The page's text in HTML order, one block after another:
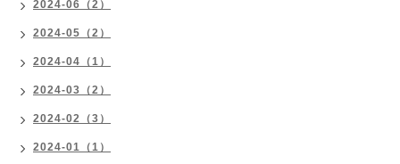
2024-06（2）
2024-05（2）
2024-04（1）
2024-03（2）
2024-02（3）
2024-01（1）